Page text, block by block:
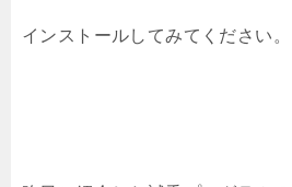
インストールしてみてください。